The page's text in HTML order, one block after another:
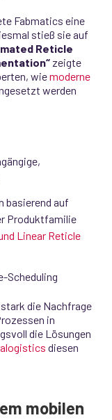
Fabmatics eine
stieß sie auf
Reticle
zeigte
wiemoderne
werden
basierend auf
Produktfamilie
Linear Reticle
die Nachfrage
in
die Lösungen
diesen
mobilen